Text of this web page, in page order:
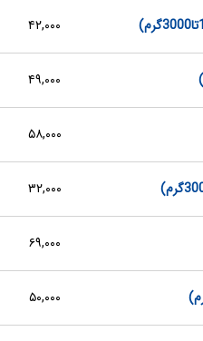
۴۲,۰۰۰
۴۹,۰۰۰
۵۸,۰۰۰
۳۲,۰۰۰
۶۹,۰۰۰
۵۰,۰۰۰